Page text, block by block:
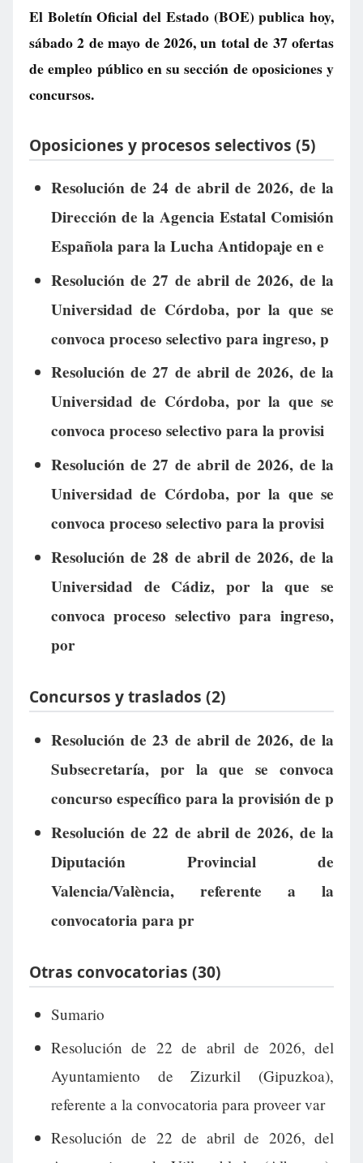
El Boletín Oficial del Estado (BOE) publica hoy,
sábado 2 de mayo de 2026, un total de 37 ofertas
de empleo públicoen su sección de oposiciones y
concursos.
Oposiciones y procesos selectivos (5)
Resolución de 24 de abril de 2026, de la
Dirección de la Agencia Estatal Comisión
Española para la Lucha Antidopaje en e
Resolución de 27 de abril de 2026, de la
Universidad de Córdoba, por la que se
convoca proceso selectivo para ingreso, p
Resolución de 27 de abril de 2026, de la
Universidad de Córdoba, por la que se
convoca proceso selectivo para la provisi
Resolución de 27 de abril de 2026, de la
Universidad de Córdoba, por la que se
convoca proceso selectivo para la provisi
Resolución de 28 de abril de 2026, de la
Universidad de Cádiz, por la que se
convoca proceso selectivo para ingreso,
por
Concursos y traslados (2)
Resolución de 23 de abril de 2026, de la
Subsecretaría, por la que se convoca
concurso específico para la provisión de p
Resolución de 22 de abril de 2026, de la
Diputación Provincial de
Valencia/València, referente a la
convocatoria para pr
Otras convocatorias (30)
Sumario
Resolución de 22 de abril de 2026, del
Ayuntamiento de Zizurkil (Gipuzkoa),
referente a la convocatoria para proveer var
Resolución de 22 de abril de 2026, del